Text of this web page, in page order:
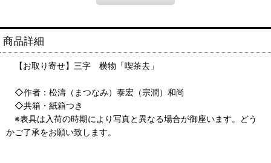
商品詳細
【お取り寄せ】三字 横物「喫茶去」
◇作者：松濤（まつなみ）泰宏（宗潤）和尚
◇共箱・紙箱つき
※表具は入荷の時期により写真と異なる場合が御座います。どう
かご了承をお願い致します。